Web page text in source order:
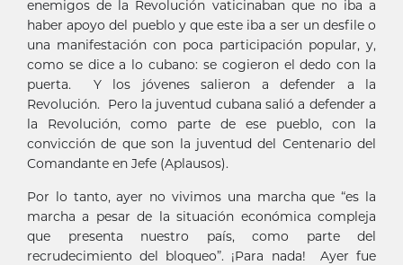
enemigos de la Revolución vaticinaban que no iba a
haber apoyo del pueblo y que este iba a ser un desfile o
una manifestación con poca participación popular, y,
como se dice a lo cubano: se cogieron el dedo con la
puerta. Y los jóvenes salieron a defender a la
Revolución. Pero la juventud cubana salió a defender a
la Revolución, como parte de ese pueblo, con la
convicción de que son la juventud del Centenario del
Comandante en Jefe (Aplausos).
Por lo tanto, ayer no vivimos una marcha que “es la
marcha a pesar de la situación económica compleja
que presenta nuestro país, como parte del
recrudecimiento del bloqueo”. ¡Para nada! Ayer fue